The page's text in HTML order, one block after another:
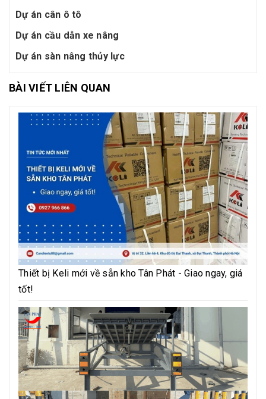
Dự án cân ô tô
Dự án cầu dẫn xe nâng
Dự án sàn nâng thủy lực
BÀI VIẾT LIÊN QUAN
Thiết bị Keli mới về sẵn kho Tân Phát - Giao ngay, giá
tốt!